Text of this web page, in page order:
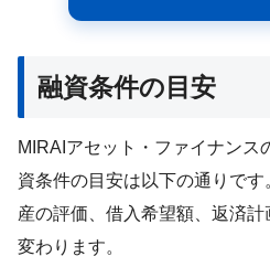
融資条件の目安
MIRAIアセット・ファイナンス
資条件の目安は以下の通りで
産の評価、借入希望額、返済
変わります。